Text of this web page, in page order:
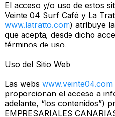
El acceso y/o uso de estos
Veinte 04 Surf Café y La
www.latratto.com) atribuye
que acepta, desde dicho
términos de uso.
Uso del Sitio Web
Las webs www.veinte04.com
proporcionan el acceso a
adelante, “los contenidos”)
EMPRESARIALES